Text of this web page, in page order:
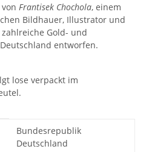
Frantisek Chochola, einem
Bildhauer, Illustrator und
Gold- und
entworfen.
lose verpackt im
Bundesrepublik
Deutschland